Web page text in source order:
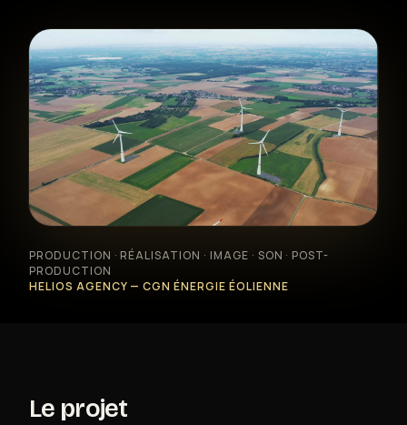
Création web & social
Location matériel
Réalisations
À propos
PRODUCTION · RÉALISATION · IMAGE · SON · POST-
PRODUCTION
HELIOS AGENCY — CGN ÉNERGIE ÉOLIENNE
Le projet